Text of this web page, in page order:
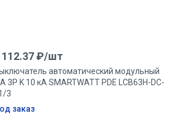
112.37 ₽/шт
автоматический модульный
3P K 10 кА SMARTWATT PDE LCB63H-DC-
3
заказ